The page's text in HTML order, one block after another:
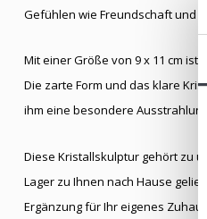
Gefühlen wie Freundschaft und
Mit einer Größe von 9 x 11 cm
Die zarte Form und das klare
ihm eine besondere Ausstrahlung.
Diese Kristallskulptur gehört zu
Lager zu Ihnen nach Hause
Ergänzung für Ihr eigenes